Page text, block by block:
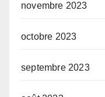
novembre 2023
octobre 2023
septembre 2023